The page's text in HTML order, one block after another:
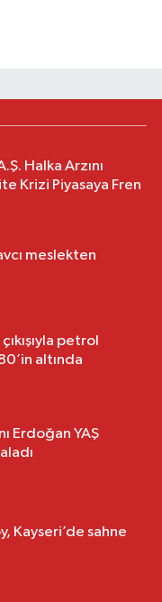
Halka Arzını
Krizi Piyasaya Fren
meslekten
petrol
altında
Erdoğan YAŞ
Kayseri’de sahne